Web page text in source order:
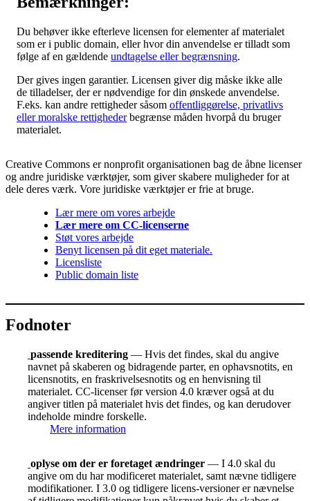
Du behøver ikke efterleve licensen for elementer af materialet
som er i public domain, eller hvor din anvendelse er tilladt som
følge af en gældende undtagelse eller begrænsning.
Der gives ingen garantier. Licensen giver dig måske ikke alle
de tilladelser, der er nødvendige for din ønskede anvendelse.
F.eks. kan andre rettigheder såsom offentliggørelse, privatlivs
eller moralske rettighederbegrænse måden hvorpå du bruger
materialet.
Creative Commons er nonprofit organisationen bag de åbne licenser
og andre juridiske værktøjer, som giver skabere muligheder for at
dele deres værk. Vore juridiske værktøjer er frie at bruge.
Lær mere om vores arbejde
Lær mere om CC-licenserne
Støt vores arbejde
Benyt licensen på dit eget materiale.
Licensliste
Public domain liste
Fodnoter
passende kreditering — Hvis det findes, skal du angive
navnet på skaberen og bidragende parter, en ophavsnotits, en
licensnotits, en fraskrivelsesnotits og en henvisning til
materialet. CC-licenser før version 4.0 kræver også at du
angiver titlen på materialet hvis det findes, og kan derudover
indeholde mindre forskelle.
Mere information
oplyse om der er foretaget ændringer — I 4.0 skal du
angive om du har modificeret materialet, samt nævne tidligere
modifikationer. I 3.0 og tidligere licens-versioner er nævnelse